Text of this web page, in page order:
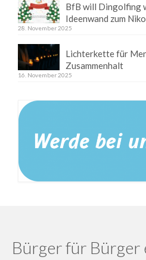
BfB will Dingolfing
Ideenwand zum
28. November 2025
Lichterkette für
Zusammenhalt
16. November 2025
Bürger für Bürger